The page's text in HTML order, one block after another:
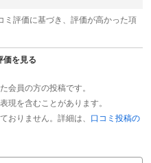
評価に基づき、評価が高かった項
価を見る
会員の方の投稿です。
現を含むことがあります。
おりません。詳細は、 口コミ投稿の